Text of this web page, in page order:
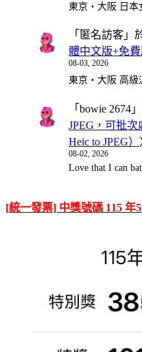
東京・大阪 日本
「 匿名訪客 」
體中文版+免費
08-03, 2026
東京・大阪 高
「 bowie 2674
JPEG，可批次
Heic to JPEG）
08-02, 2026
Love that I can
[統一發票] 中獎號碼 115 年5